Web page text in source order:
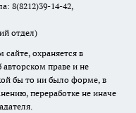
8(8212)39-14-42,
отдел)
охраняется в
авторском праве и не
бы то ни было форме, в
переработке не иначе